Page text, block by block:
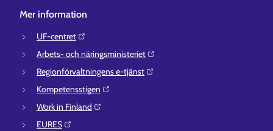
Mer information
UF-centret⁠
Arbets- och näringsministeriet⁠
Regionförvaltningens e-tjänst⁠
Kompetensstigen⁠
Work in Finland⁠
EURES⁠